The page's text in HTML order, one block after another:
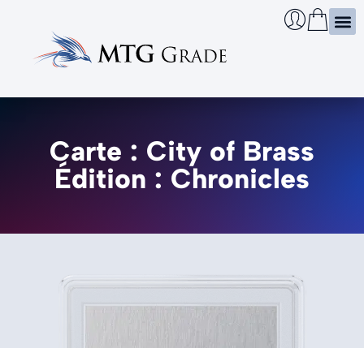
Carte : City of Brass
Édition : Chronicles